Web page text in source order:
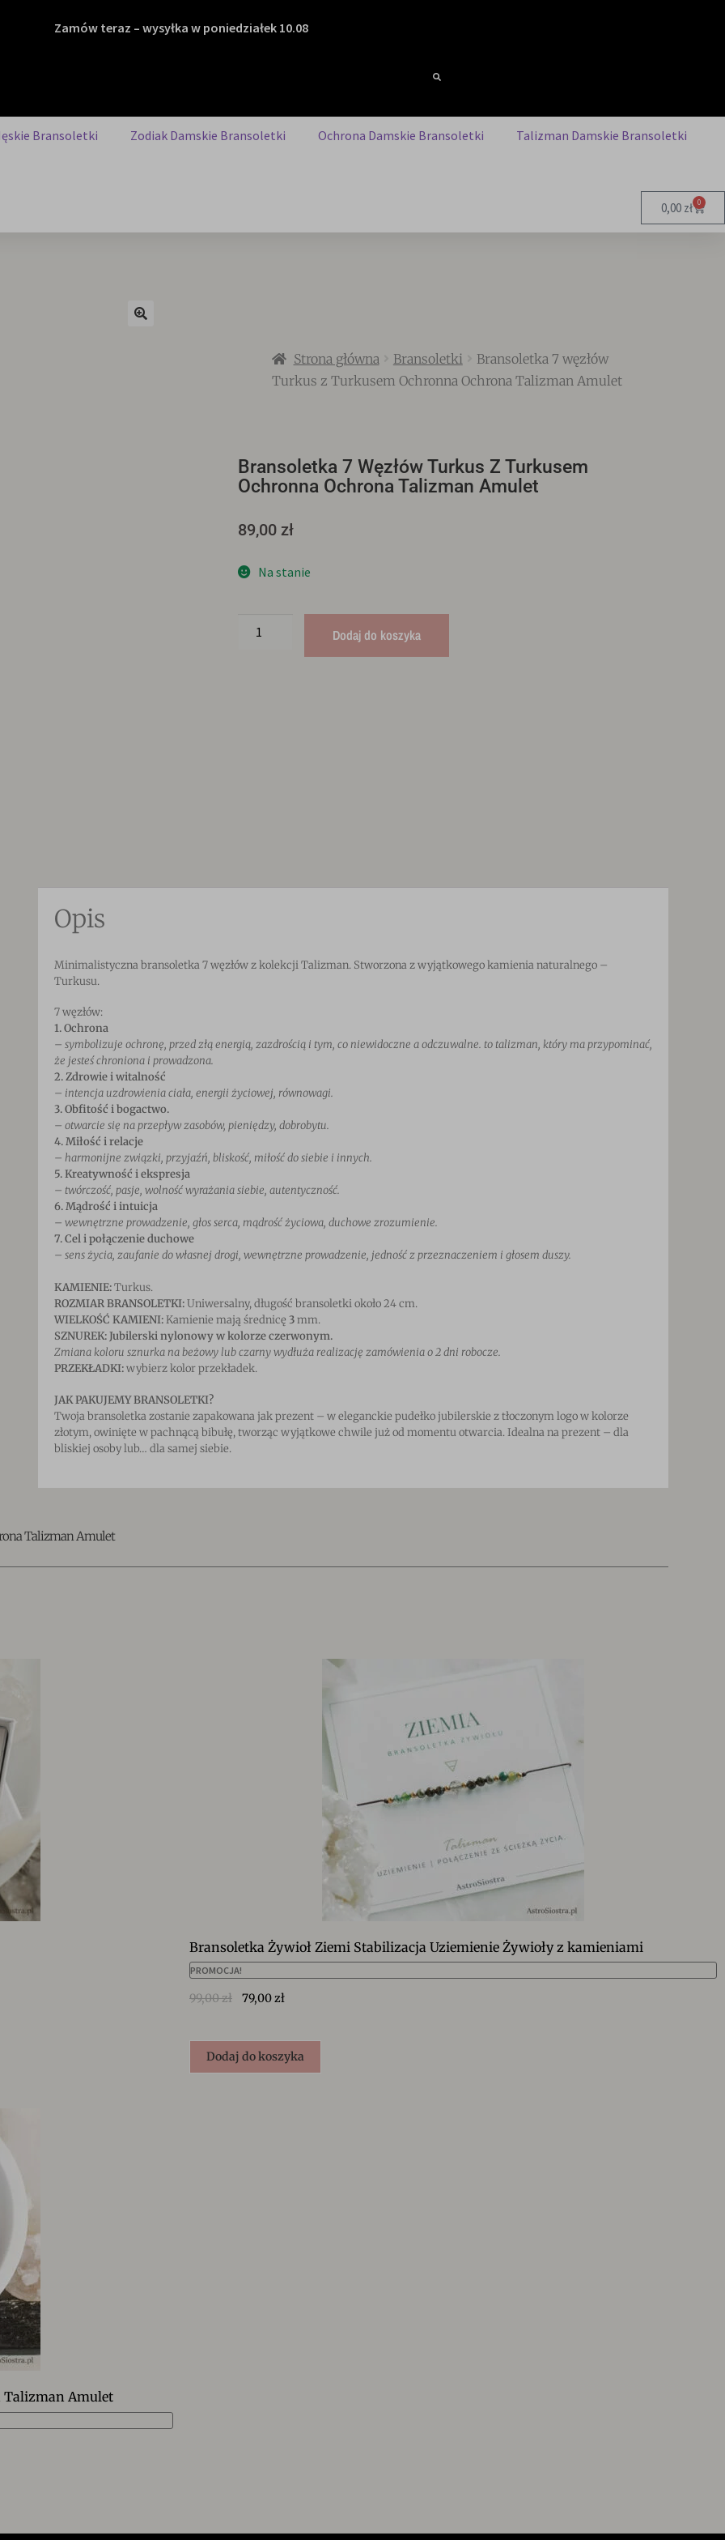
Zamów teraz – wysyłka w poniedziałek 10.08
Bransoletki Zodiak Damskie Bransoletki Ochrona Damskie Bransoletki Talizman Damskie Bransoletki
0,00 zł 0
Strona główna Bransoletki
Bransoletka 7 węzłów
Turkus z Turkusem Ochronna Ochrona Talizman Amulet
Bransoletka 7 Węzłów Turkus Z Turkusem
Ochronna Ochrona Talizman Amulet
89,00 zł
Na stanie
Dodaj do koszyka
Opis
Minimalistyczna bransoletka 7 węzłów z kolekcji Talizman. Stworzona z wyjątkowego kamienia naturalnego –
Turkusu.
7 węzłów:
1. Ochrona
– symbolizuje ochronę, przed złą energią, zazdrością i tym, co niewidoczne a odczuwalne. to talizman, który ma przypominać,
że jesteś chroniona i prowadzona.
2. Zdrowie i witalność
– intencja uzdrowienia ciała, energii życiowej, równowagi.
3. Obfitość i bogactwo.
– otwarcie się na przepływ zasobów, pieniędzy, dobrobytu.
4. Miłość i relacje
– harmonijne związki, przyjaźń, bliskość, miłość do siebie i innych.
5. Kreatywność i ekspresja
– twórczość, pasje, wolność wyrażania siebie, autentyczność.
6. Mądrość i intuicja
– wewnętrzne prowadzenie, głos serca, mądrość życiowa, duchowe zrozumienie.
7. Cel i połączenie duchowe
– sens życia, zaufanie do własnej drogi, wewnętrzne prowadzenie, jedność z przeznaczeniem i głosem duszy.
KAMIENIE:Turkus.
ROZMIAR BRANSOLETKI:Uniwersalny, długość bransoletki około 24 cm.
WIELKOŚĆ KAMIENI:Kamienie mają średnicę 3mm.
SZNUREK: Jubilerski nylonowy w kolorze czerwonym.
Zmiana koloru sznurka na beżowy lub czarny wydłuża realizację zamówienia o 2 dni robocze.
PRZEKŁADKI:wybierz kolor przekładek.
JAK PAKUJEMY BRANSOLETKI?
Twoja bransoletka zostanie zapakowana jak prezent – w eleganckie pudełko jubilerskie z tłoczonym logo w kolorze
złotym, owinięte w pachnącą bibułę, tworząc wyjątkowe chwile już od momentu otwarcia. Idealna na prezent – dla
bliskiej osoby lub… dla samej siebie.
Talizman Amulet
Bransoletka Żywioł Ziemi Stabilizacja Uziemienie Żywioły z kamieniami
PROMOCJA!
99,00zł 79,00zł
Dodaj do koszyka
Talizman Amulet